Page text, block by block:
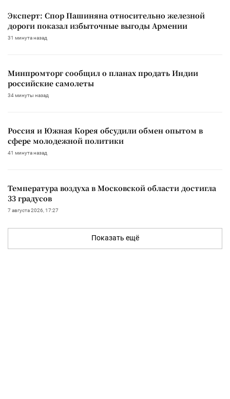
Эксперт: Спор Пашиняна относительно железной
дороги показал избыточные выгоды Армении
31 минута назад
Минпромторг сообщил о планах продать Индии
российские самолеты
34 минуты назад
Россия и Южная Корея обсудили обмен опытом в
сфере молодежной политики
41 минута назад
Температура воздуха в Московской области достигла
33 градусов
7 августа 2026, 17:27
Показать ещё